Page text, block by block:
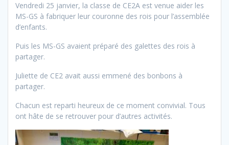
Vendredi 25 janvier, la classe de CE2A est venue aider les
MS-GS à fabriquer leur couronne des rois pour l’assemblée
d’enfants.
Puis les MS-GS avaient préparé des galettes des rois à
partager.
Juliette de CE2 avait aussi emmené des bonbons à
partager.
Chacun est reparti heureux de ce moment convivial. Tous
ont hâte de se retrouver pour d’autres activités.